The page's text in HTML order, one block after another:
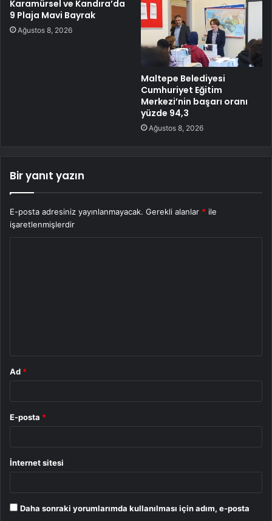
Karamürsel ve Kandıra’da
9 Plaja Mavi Bayrak
Ağustos 8, 2026
Maltepe Belediyesi
Cumhuriyet Eğitim
Merkezi’nin başarı oranı
yüzde 94,3
Ağustos 8, 2026
Bir yanıt yazın
E-posta adresiniz yayınlanmayacak. Gerekli alanlar * ile
işaretlenmişlerdir
Ad *
E-posta *
İnternet sitesi
Daha sonraki yorumlarımda kullanılması için adım, e-posta